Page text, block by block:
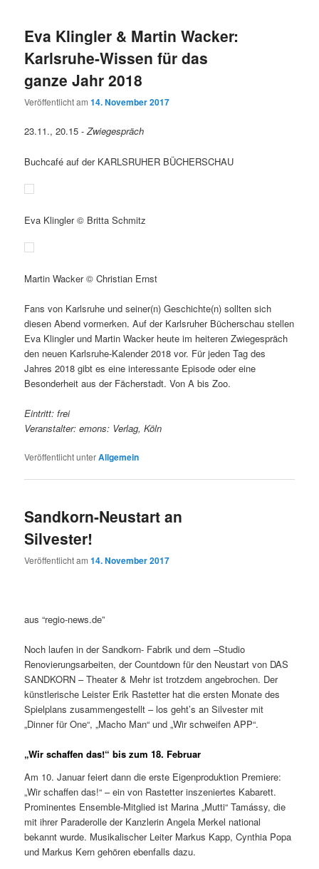
Eva Klingler & Martin Wacker:
Karlsruhe-Wissen für das
ganze Jahr 2018
Veröffentlicht am14. November 2017
23.11., 20.15 -Zwiegespräch
Buchcafé auf der KARLSRUHER BÜCHERSCHAU
Eva Klingler © Britta Schmitz
Martin Wacker © Christian Ernst
Fans von Karlsruhe und seiner(n) Geschichte(n) sollten sich
diesen Abend vormerken. Auf der Karlsruher Bücherschau stellen
Eva Klingler und Martin Wacker heute im heiteren Zwiegespräch
den neuen Karlsruhe-Kalender 2018 vor. Für jeden Tag des
Jahres 2018 gibt es eine interessante Episode oder eine
Besonderheit aus der Fächerstadt. Von A bis Zoo.
Eintritt: frei
Veranstalter: emons: Verlag, Köln
Veröffentlicht unterAllgemein
Sandkorn-Neustart an
Silvester!
Veröffentlicht am14. November 2017
aus “regio-news.de”
Noch laufen in der Sandkorn- Fabrik und dem –Studio
Renovierungsarbeiten, der Countdown für den Neustart von DAS
SANDKORN – Theater & Mehr ist trotzdem angebrochen. Der
künstlerische Leister Erik Rastetter hat die ersten Monate des
Spielplans zusammengestellt – los geht’s an Silvester mit
„Dinner für One“, „Macho Man“ und „Wir schweifen APP“.
„Wir schaffen das!“ bis zum 18. Februar
Am 10. Januar feiert dann die erste Eigenproduktion Premiere:
„Wir schaffen das!“ – ein von Rastetter inszeniertes Kabarett.
Prominentes Ensemble-Mitglied ist Marina „Mutti“ Tamássy, die
mit ihrer Paraderolle der Kanzlerin Angela Merkel national
bekannt wurde. Musikalischer Leiter Markus Kapp, Cynthia Popa
und Markus Kern gehören ebenfalls dazu.